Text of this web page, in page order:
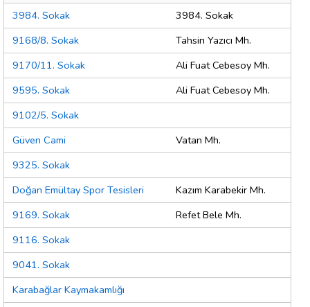
3984. Sokak
3984. Sokak
9168/8. Sokak
Tahsin Yazıcı Mh.
9170/11. Sokak
Ali Fuat Cebesoy Mh.
9595. Sokak
Ali Fuat Cebesoy Mh.
9102/5. Sokak
Güven Cami
Vatan Mh.
9325. Sokak
Doğan Emültay Spor Tesisleri
Kazım Karabekir Mh.
9169. Sokak
Refet Bele Mh.
9116. Sokak
9041. Sokak
Karabağlar Kaymakamlığı